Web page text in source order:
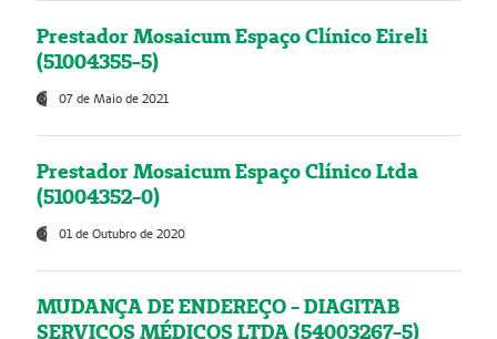
Prestador Mosaicum Espaço Clínico Eireli
(51004355-5)
07 de Maio de 2021
Prestador Mosaicum Espaço Clínico Ltda
(51004352-0)
01 de Outubro de 2020
MUDANÇA DE ENDEREÇO - DIAGITAB
SERVIÇOS MÉDICOS LTDA (54003267-5)